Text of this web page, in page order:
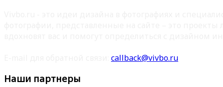
callback@vivbo.ru
Наши партнеры